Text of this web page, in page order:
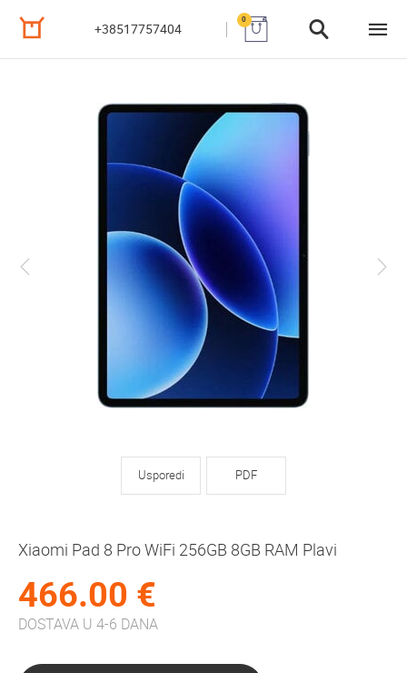
+38517757404
0
Usporedi PDF
Xiaomi Pad 8 Pro WiFi 256GB 8GB RAM Plavi
466.00 €
DOSTAVA U 4-6 DANA